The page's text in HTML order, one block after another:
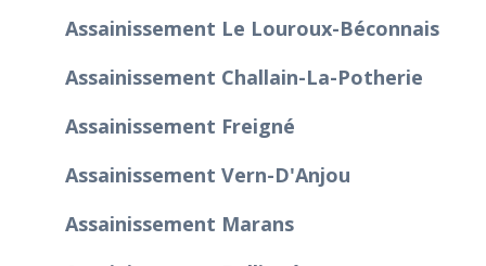
Assainissement Le Louroux-Béconnais
Assainissement Challain-La-Potherie
Assainissement Freigné
Assainissement Vern-D'Anjou
Assainissement Marans